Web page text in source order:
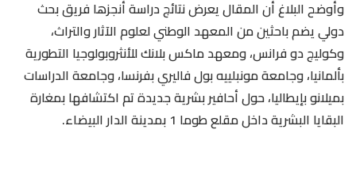
وأوضح البلاغ أن المقال يعرض نتائج دراسة أنجزها فريق بحث
دولي يضم باحثين من المعهد الوطني لعلوم الآثار والتراث،
وكوليج دو فرانس، ومعهد ماكس بلانك للأنثروبولوجيا التطورية
بألمانيا، وجامعة مونبلييه بول فاليري بفرنسا، وجامعة الدراسات
بميلانو بإيطاليا، حول أحافير بشرية جديدة تم اكتشافها بمغارة
البقايا البشرية داخل مقلع طوما 1 بمدينة الدار البيضاء.